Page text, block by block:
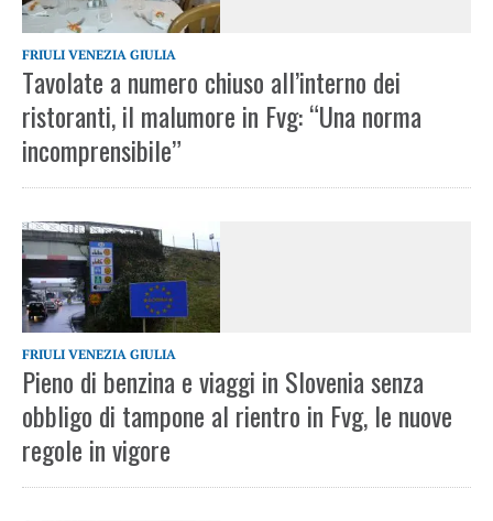
FRIULI VENEZIA GIULIA
Tavolate a numero chiuso all’interno dei
ristoranti, il malumore in Fvg: “Una norma
incomprensibile”
FRIULI VENEZIA GIULIA
Pieno di benzina e viaggi in Slovenia senza
obbligo di tampone al rientro in Fvg, le nuove
regole in vigore